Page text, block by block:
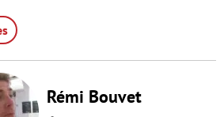
Rémi Bouvet